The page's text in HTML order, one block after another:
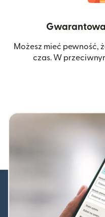
Możesz mieć pewność,
czas. W